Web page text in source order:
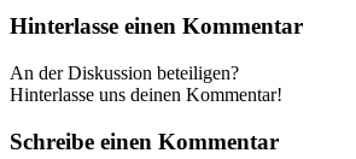
Hinterlasse einen Kommentar
An der Diskussion beteiligen?
Hinterlasse uns deinen Kommentar!
Schreibe einen Kommentar